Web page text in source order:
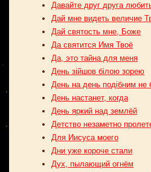
Давайте друг друга
Дай мне видеть величие
Дай святость мне, Боже
Да святится Имя Твоё
Да, это тайна для меня
День зійшов білою зорею
День на день подібним не
День настанет, когда
День яркий над землёй
Детство незаметно
Для Иисуса моего
Дни уже короче стали
Дух, пылающий огнём